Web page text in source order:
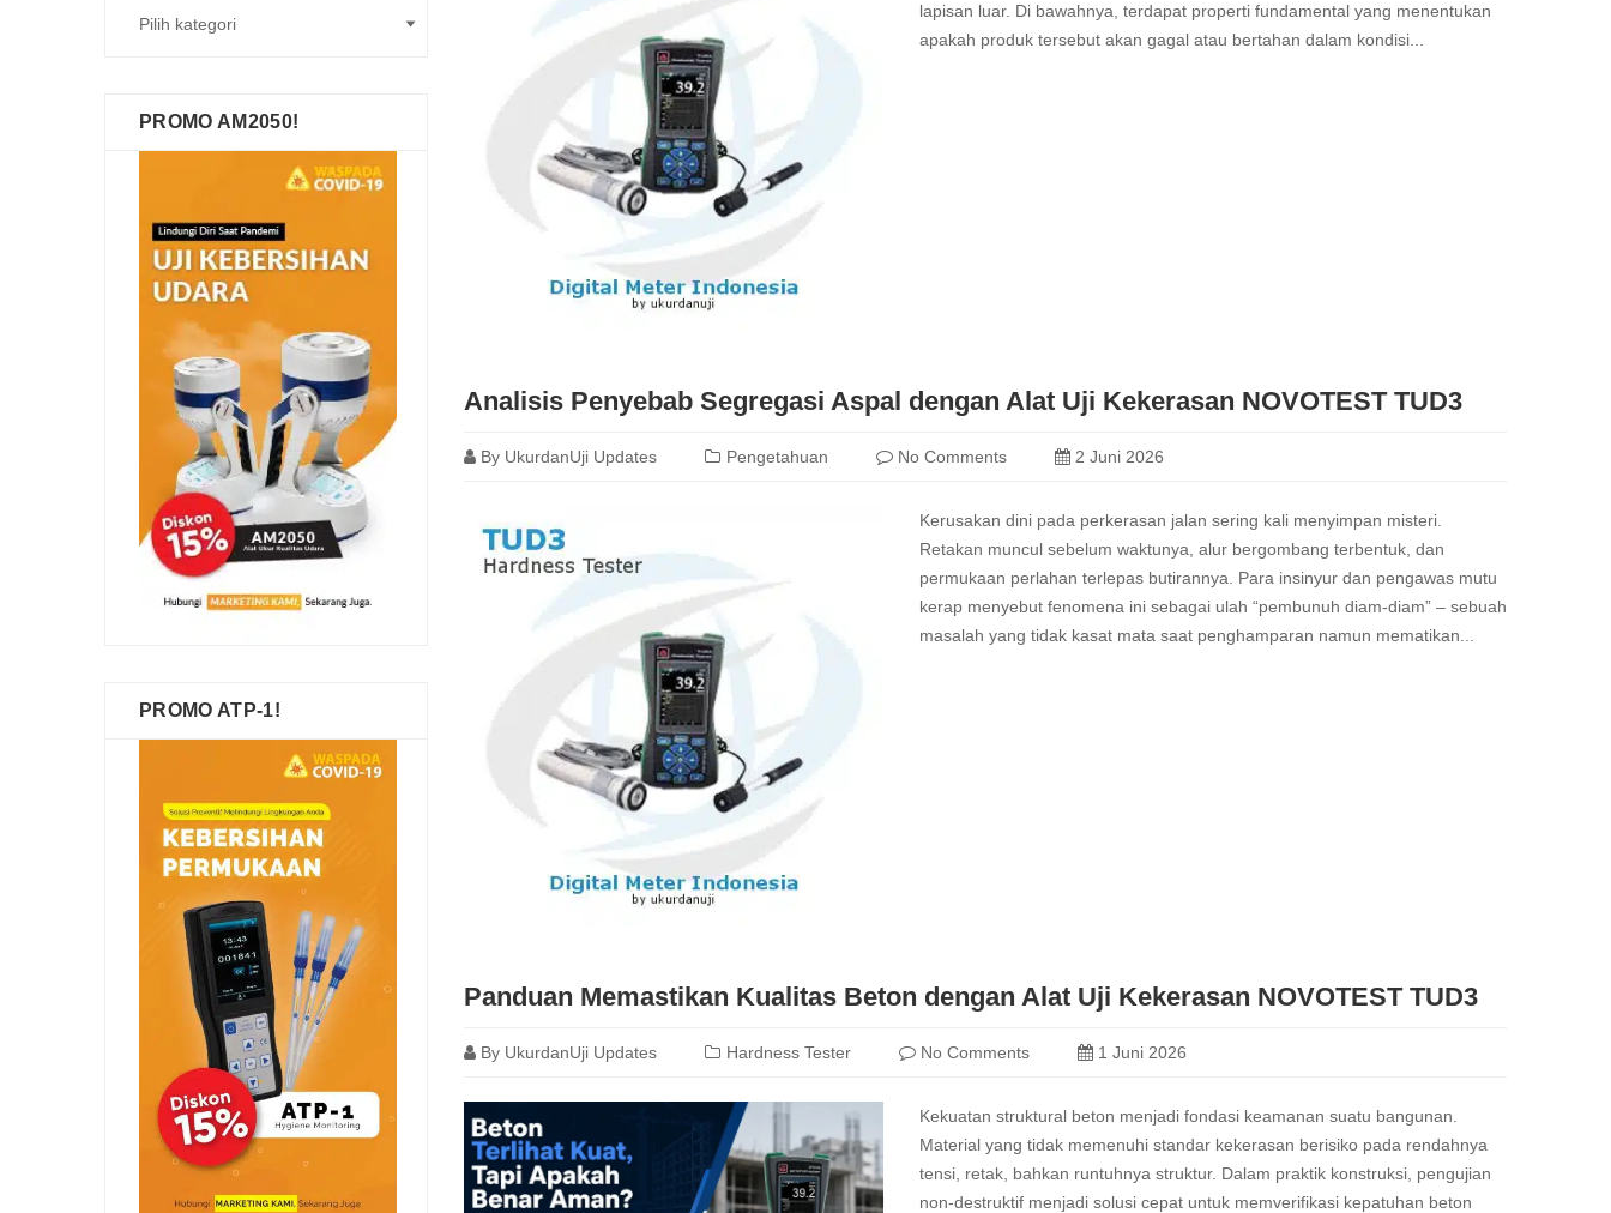
lapisan luar. Di bawahnya, terdapat properti fundamental yang menentukan
apakah produk tersebut akan gagal atau bertahan dalam kondisi...
Analisis Penyebab Segregasi Aspal dengan Alat Uji Kekerasan NOVOTEST TUD3
By UkurdanUji Updates Pengetahuan No Comments 2 Juni 2026
Kerusakan dini pada perkerasan jalan sering kali menyimpan misteri.
Retakan muncul sebelum waktunya, alur bergombang terbentuk, dan
permukaan perlahan terlepas butirannya. Para insinyur dan pengawas mutu
kerap menyebut fenomena ini sebagai ulah “pembunuh diam-diam” – sebuah
masalah yang tidak kasat mata saat penghamparan namun mematikan...
Panduan Memastikan Kualitas Beton dengan Alat Uji Kekerasan NOVOTEST TUD3
By UkurdanUji Updates Hardness Tester No Comments 1 Juni 2026
Kekuatan struktural beton menjadi fondasi keamanan suatu bangunan.
Material yang tidak memenuhi standar kekerasan berisiko pada rendahnya
tensi, retak, bahkan runtuhnya struktur. Dalam praktik konstruksi, pengujian
non‑destruktif menjadi solusi cepat untuk memverifikasi kepatuhan beton
PROMO AM2050!
PROMO ATP-1!